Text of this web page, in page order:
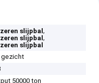
slijpbal,
slijpbal,
slijpbal
gezicht
50000 ton